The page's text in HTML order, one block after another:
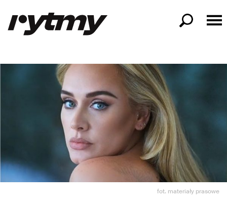
fot. materiały prasowe